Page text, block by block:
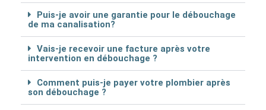
Puis-je avoir une garantie pour le débouchage
de ma canalisation?
Vais-je recevoir une facture après votre
intervention en débouchage ?
Comment puis-je payer votre plombier après
son débouchage ?